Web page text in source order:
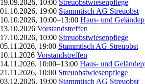
19.09.2026, 10:00 Streuobstwiesenpflege
01.10.2026, 19:00 Stammtisch AG Streuobst
10.10.2026, 10:00–13:00 Haus- und
13.10.2026 Vorstandstreffen
17.10.2026, 10:00 Streuobstwiesenpflege
05.11.2026, 19:00 Stammtisch AG Streuobst
10.11.2026 Vorstandstreffen
14.11.2026, 10:00–13:00 Haus- und
21.11.2026, 10:00 Streuobstwiesenpflege
03.12.2026, 19:00 Stammtisch AG Streuobst